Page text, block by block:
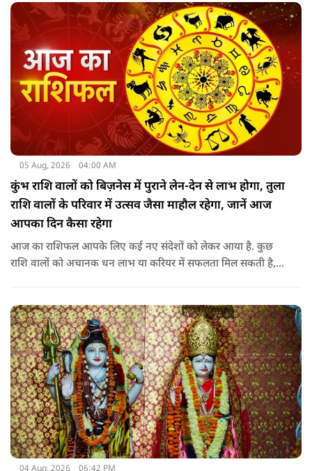
05 Aug, 2026 04:00 AM
कुंभ राशि वालों को बिज़नेस में पुराने लेन-देन से लाभ होगा, तुला
राशि वालों के परिवार में उत्सव जैसा माहौल रहेगा, जानें आज
आपका दिन कैसा रहेगा
आज का राशिफल आपके लिए कई नए संदेशों को लेकर आया है. कुछ
राशि वालों को अचानक धन लाभ या करियर में सफलता मिल सकती है,
सकता है.
04 Aug, 2026 06:42 PM